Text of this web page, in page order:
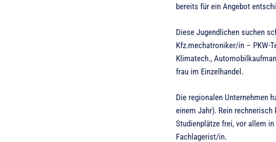
bereits für ein Angebot
Diese Jugendlichen suchen
Kfz.mechatroniker/in – PKW-
Klimatech.,
frau im Einzelhandel.
Die regionalen Unternehmen
einem Jahr). Rein
Studienplätze frei, vor allem
Fachlagerist/in.